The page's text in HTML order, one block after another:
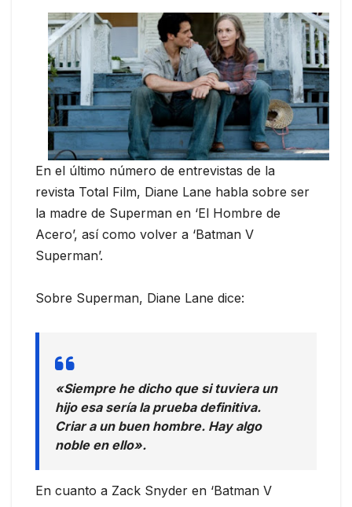
En el último número de entrevistas de la
revista Total Film, Diane Lane habla sobre ser
la madre de Superman en ‘El Hombre de
Acero’, así como volver a ‘Batman V
Superman’.
Sobre Superman, Diane Lane dice:
«Siempre he dicho que si tuviera un
hijo esa sería la prueba definitiva.
Criar a un buen hombre. Hay algo
noble en ello».
En cuanto a Zack Snyder en ‘Batman V